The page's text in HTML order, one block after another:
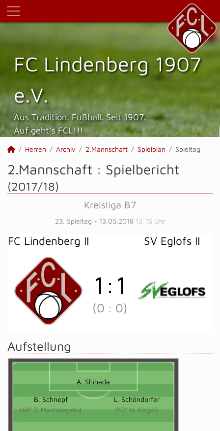
FC Lindenberg 1907
e.V.
Aus Tradition. Fußball. Seit 1907.
Auf geht's FCL!!!
Herren Archiv 2.Mannschaft Spielplan Spieltag
2.Mannschaft : Spielbericht
(2017/18)
Kreisliga B7
23. Spieltag - 13.05.2018 13:15 Uhr
FC Lindenberg II SV Eglofs II
1 : 1
(0 : 0)
Aufstellung
A. Shihada
B. Schnepf
(68' T. Mastrangelo)
L. Schöndorfer
(57' N. Kögel)